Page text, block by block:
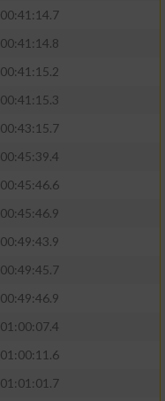
00:41:14.7
00:41:14.8
00:41:15.2
00:41:15.3
00:43:15.7
00:45:39.4
00:45:46.6
00:45:46.9
00:49:43.9
00:49:45.7
00:49:46.9
01:00:07.4
01:00:11.6
01:01:01.7